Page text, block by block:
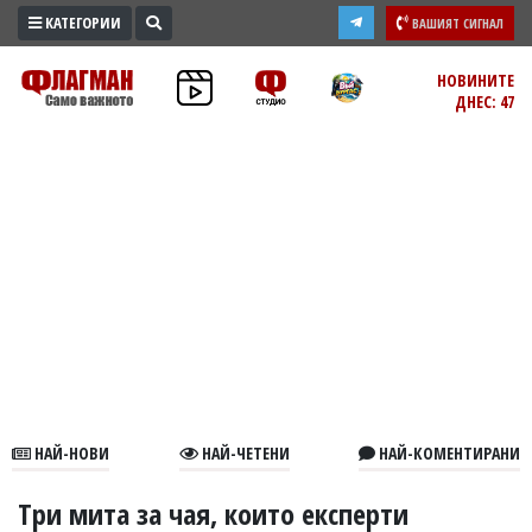
ПРОМО
ЗОНА
В
КАТЕГОРИИ ВАШИЯТ СИГНАЛ
НОВИНИТЕ
ДНЕС: 47
НАЙ-НОВИ НАЙ-ЧЕТЕНИ НАЙ-КОМЕНТИРАНИ
Три мита за чая, които експерти